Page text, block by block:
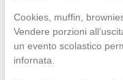
Cookies, muffin,
Vendere porzioni
un evento scolastico
infornata.